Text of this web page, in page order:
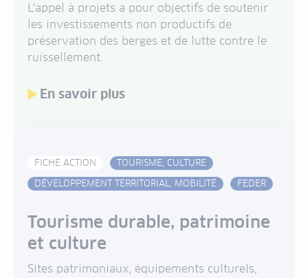
L'appel à projets a pour objectifs de soutenir
les investissements non productifs de
préservation des berges et de lutte contre le
ruissellement.
En savoir plus
FICHE ACTION
TOURISME, CULTURE
DÉVELOPPEMENT TERRITORIAL, MOBILITÉ
FEDER
Tourisme durable, patrimoine
et culture
Sites patrimoniaux, équipements culturels,